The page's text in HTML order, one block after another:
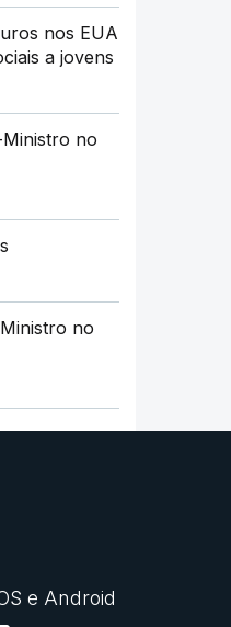
nos EUA
a jovens
no
no
e Android